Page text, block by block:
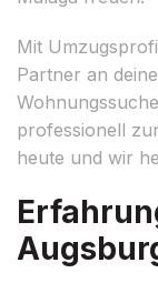
Mit
Partner an
professionell
heute und wir